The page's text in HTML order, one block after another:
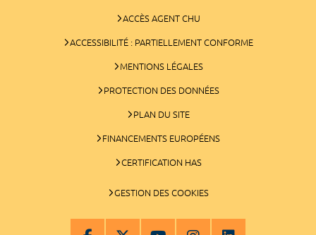
ACCÈS AGENT CHU
ACCESSIBILITÉ : PARTIELLEMENT CONFORME
MENTIONS LÉGALES
PROTECTION DES DONNÉES
PLAN DU SITE
FINANCEMENTS EUROPÉENS
CERTIFICATION HAS
GESTION DES COOKIES